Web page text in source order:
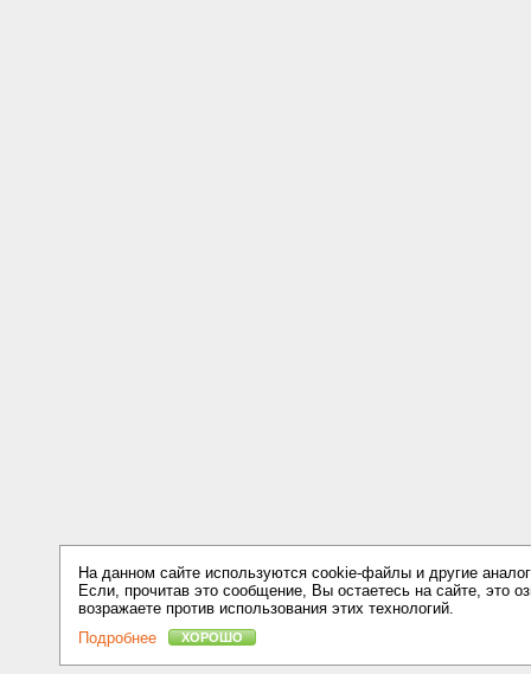
На данном сайте используются cookie-файлы и другие
Если, прочитав это сообщение, Вы остаетесь на сайте, это
возражаете против использования этих технологий.
Подробнее
ХОРОШО